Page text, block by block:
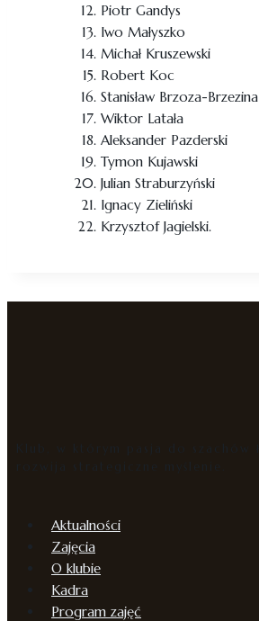
Piotr Gandys
Iwo Małyszko
Michał Kruszewski
Robert Koc
Stanisław Brzoza-Brzezina
Wiktor Latała
Aleksander Pazderski
Tymon Kujawski
Julian Straburzyński
Ignacy Zieliński
Krzysztof Jagielski.
Aktualności
Zajęcia
O klubie
Kadra
Program zajęć